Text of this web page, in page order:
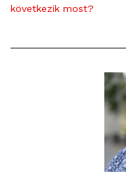
következik most?